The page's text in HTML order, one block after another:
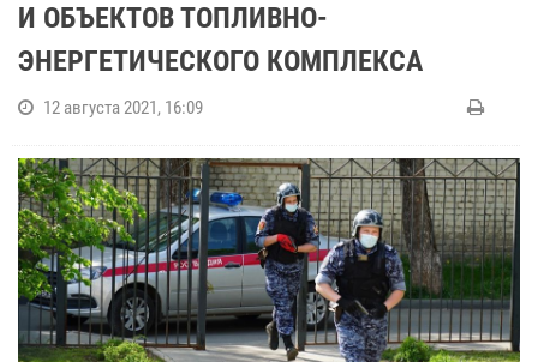
И ОБЪЕКТОВ ТОПЛИВНО-
ЭНЕРГЕТИЧЕСКОГО КОМПЛЕКСА
12 августа 2021, 16:09